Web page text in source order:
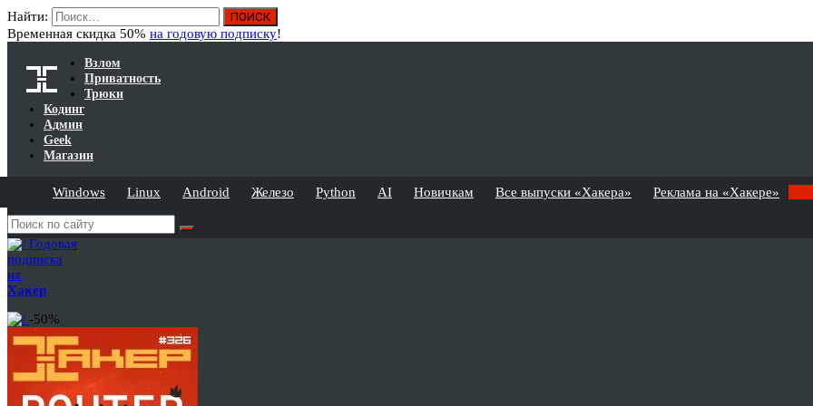
Найти:
Временная скидка 50% на годовую подписку!
Взлом
Приватность
Трюки
Кодинг
Админ
Geek
Магазин
Windows Linux Android Железо Python AI Новичкам Все выпуски «Хакера» Реклама на «Хакере»
Годовая
подписка
на
Хакер
-50%